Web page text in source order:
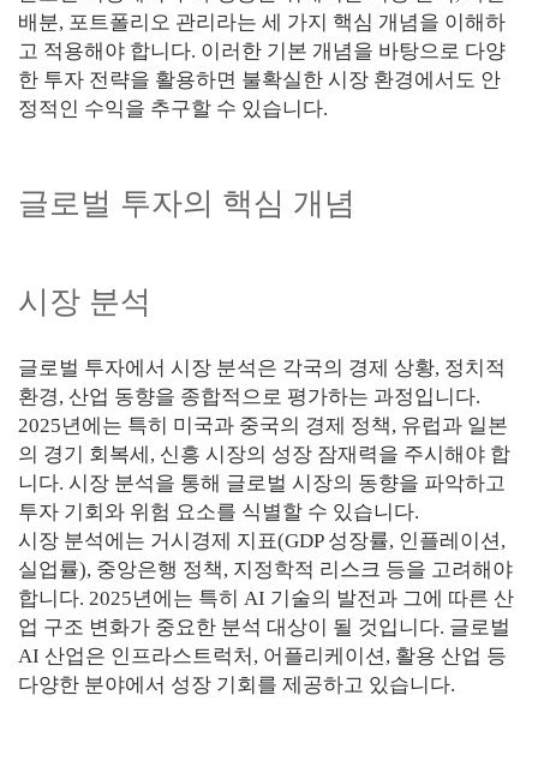
배분, 포트폴리오 관리라는 세 가지 핵심 개념을 이해하
고 적용해야 합니다. 이러한 기본 개념을 바탕으로 다양
한 투자 전략을 활용하면 불확실한 시장 환경에서도 안
정적인 수익을 추구할 수 있습니다.
글로벌 투자의 핵심 개념
시장 분석
글로벌 투자에서 시장 분석은 각국의 경제 상황, 정치적
환경, 산업 동향을 종합적으로 평가하는 과정입니다.
2025년에는 특히 미국과 중국의 경제 정책, 유럽과 일본
의 경기 회복세, 신흥 시장의 성장 잠재력을 주시해야 합
니다. 시장 분석을 통해 글로벌 시장의 동향을 파악하고
투자 기회와 위험 요소를 식별할 수 있습니다.
시장 분석에는 거시경제 지표(GDP 성장률, 인플레이션,
실업률), 중앙은행 정책, 지정학적 리스크 등을 고려해야
합니다. 2025년에는 특히 AI 기술의 발전과 그에 따른 산
업 구조 변화가 중요한 분석 대상이 될 것입니다. 글로벌
AI 산업은 인프라스트럭처, 어플리케이션, 활용 산업 등
다양한 분야에서 성장 기회를 제공하고 있습니다.